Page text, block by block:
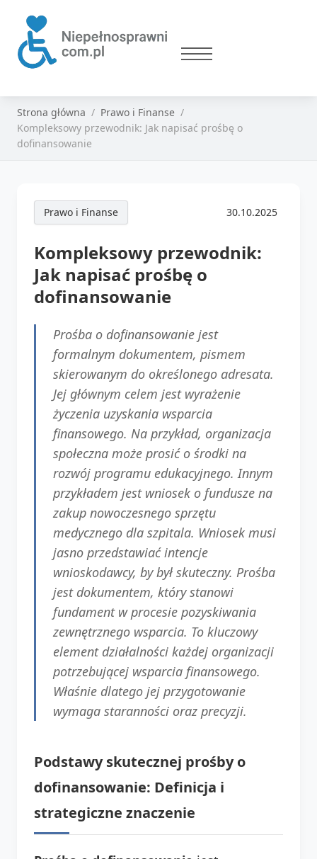
Strona główna
Prawo i Finanse
Kompleksowy przewodnik: Jak napisać prośbę o
dofinansowanie
Prawo i Finanse 30.10.2025
Kompleksowy przewodnik:
Jak napisać prośbę o
dofinansowanie
Prośba o dofinansowanie jest
formalnym dokumentem, pismem
skierowanym do określonego adresata.
Jej głównym celem jest wyrażenie
życzenia uzyskania wsparcia
finansowego. Na przykład, organizacja
społeczna może prosić o środki na
rozwój programu edukacyjnego. Innym
przykładem jest wniosek o fundusze na
zakup nowoczesnego sprzętu
medycznego dla szpitala. Wniosek musi
jasno przedstawiać intencje
wnioskodawcy, by był skuteczny. Prośba
jest dokumentem, który stanowi
fundament w procesie pozyskiwania
zewnętrznego wsparcia. To kluczowy
element działalności każdej organizacji
potrzebującej wsparcia finansowego.
Właśnie dlatego jej przygotowanie
wymaga staranności oraz precyzji.
Podstawy skutecznej prośby o
dofinansowanie: Definicja i
strategiczne znaczenie